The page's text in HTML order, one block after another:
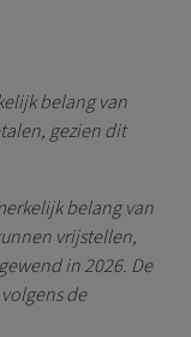
belang van
gezien dit
belang van
vrijstellen,
in 2026. De
de